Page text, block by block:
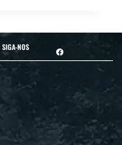
SIGA-NOS